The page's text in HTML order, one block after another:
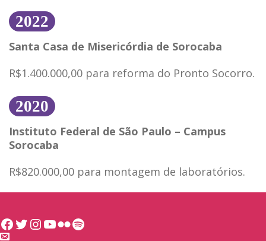
2022
Santa Casa de Misericórdia de Sorocaba
R$1.400.000,00 para reforma do Pronto Socorro.
2020
Instituto Federal de São Paulo – Campus
Sorocaba
R$820.000,00 para montagem de laboratórios.
Facebook Twitter Instagram Youtube Flickr Spotify